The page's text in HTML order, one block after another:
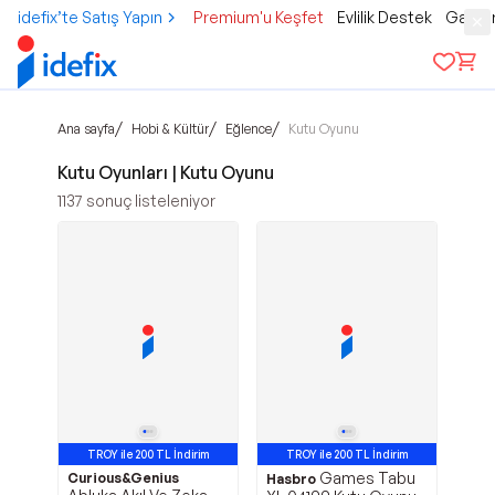
idefix’te Satış Yapın Premium'u Keşfet Evlilik Destek
Ana sayfa/ Hobi & Kültür/ Eğlence/ Kutu Oyunu
Kutu Oyunları | Kutu Oyunu
1137 sonuç listeleniyor
TROY ile 200 TL İndirim
Curious&Genius
TROY ile 200 TL İndirim
Hasbro Games Tabu